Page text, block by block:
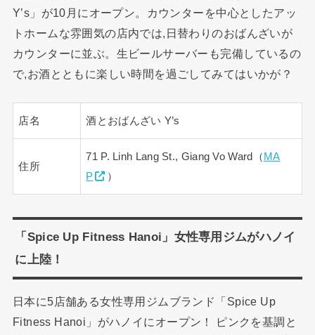
Y’s」が10月にオープン。カウンターを中心としたアッ
トホームな雰囲気の店内では,日替わりのおばんざいが
カウンターに並ぶ。生ビールサーバーも完備しているの
で,お酒とともに楽しい時間を過ごしてみてはいかが？
店名 酒とおばんざい Y’s
住所
71 P. Linh Lang St., Giang Vo Ward（ MA
P
）
「Spice Up Fitness Hanoi」女性専用ジムがハノイ
に上陸！
日本に5店舗ある女性専用ジムブランド「Spice Up
Fitness Hanoi」がハノイにオープン！ ピンクを基調と